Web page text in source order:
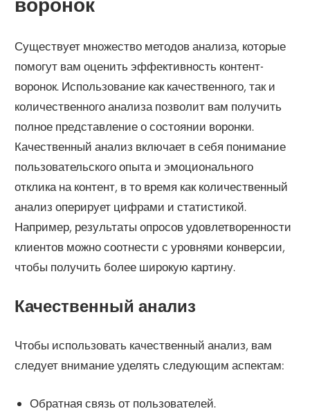
Существует множество методов анализа, которые
помогут вам оценить эффективность контент-
воронок. Использование как качественного, так и
количественного анализа позволит вам получить
полное представление о состоянии воронки.
Качественный анализ включает в себя понимание
пользовательского опыта и эмоционального
отклика на контент, в то время как количественный
анализ оперирует цифрами и статистикой.
Например, результаты опросов удовлетворенности
клиентов можно соотнести с уровнями конверсии,
чтобы получить более широкую картину.
Качественный анализ
Чтобы использовать качественный анализ, вам
следует внимание уделять следующим аспектам:
Обратная связь от пользователей.